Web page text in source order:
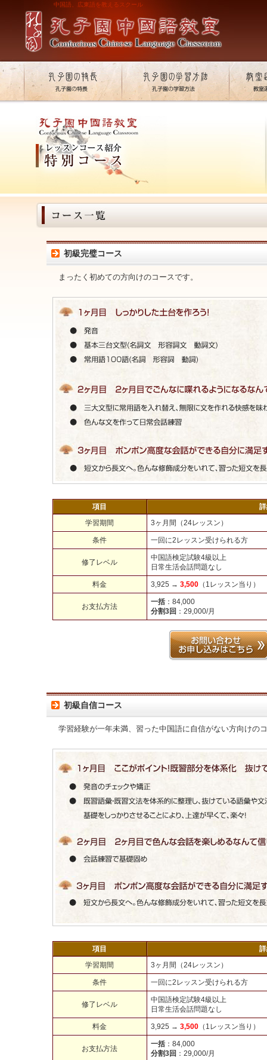
中国語、広東語を教えるスクール
初級完璧コース
まったく初めての方向けのコースです。
項目
学習期間
3ヶ月間（24レッスン）
条件 一回に2レッスン受けられる方
修了レベル
中国語検定試験4級以上
日常生活会話問題なし
料金 3,925 → 3,500（1レッスン当り）
お支払方法
一括：84,000
分割3回 ：29,000/月
初級自信コース
学習経験が一年未満、習った中国語に自信がない方向けの
項目
学習期間
3ヶ月間（24レッスン）
条件 一回に2レッスン受けられる方
修了レベル
中国語検定試験4級以上
日常生活会話問題なし
料金 3,925 → 3,500（1レッスン当り）
お支払方法
一括：84,000
分割3回 ：29,000/月